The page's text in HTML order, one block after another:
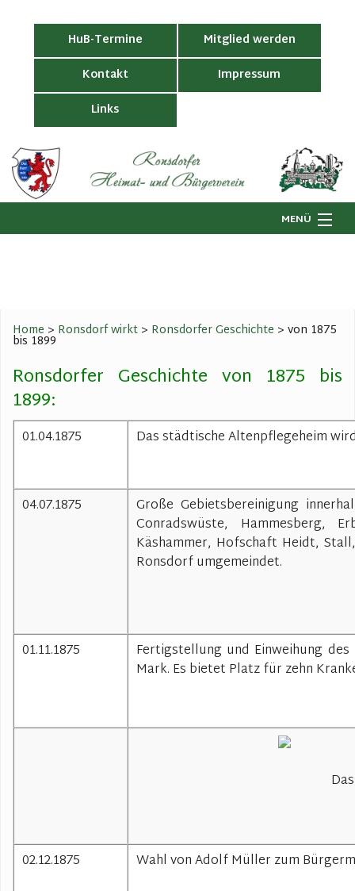
HuB-Termine
Mitglied werden
Kontakt
Impressum
Links
MENÜ
Geschichtswerkstatt
Dorfgeschehen
Ronsdorf-Echo
Home > Ronsdorf wirkt > Ronsdorfer Geschichte > von 1875
bis 1899
Ronsdorfer Geschichte von 1875 bis
1899:
01.04.1875 Das städtische Altenpflegeheim
04.07.1875
Große Gebietsbereinigung
Conradswüste, Hammesberg,
Käshammer, Hofschaft Heidt,
Ronsdorf umgemeindet.
01.11.1875
Fertigstellung und Einweihung des
Mark. Es bietet Platz für zehn
02.12.1875 Wahl von Adolf Müller zum